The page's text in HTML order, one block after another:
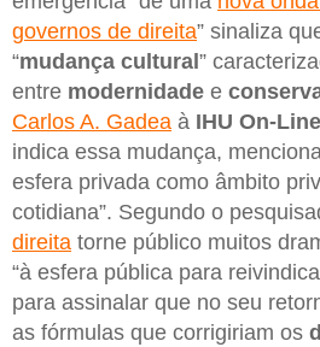
governos de direita” sinaliza
“mudança cultural ”
entre modernidade e
Carlos A. Gadea à IHU On-Line
indica essa mudança,
esfera privada como âmbito
cotidiana”. Segundo o
direita torne público muitos
“à esfera pública para
para assinalar que no seu
as fórmulas que corrigiriam os